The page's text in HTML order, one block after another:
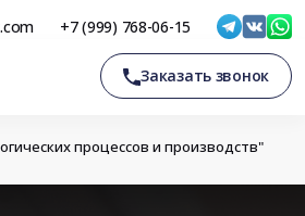
+7 (999) 768-06-15
Заказать звонок
процессов и производств"